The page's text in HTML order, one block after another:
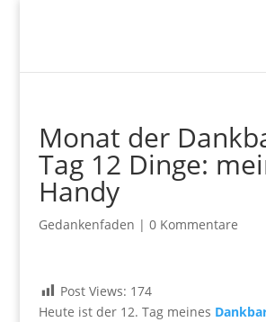
Monat der
Tag 12 Dinge:
Handy
Gedankenfaden | 0 Kommentare
Post Views: 174
Heute ist der 12. Tag meines